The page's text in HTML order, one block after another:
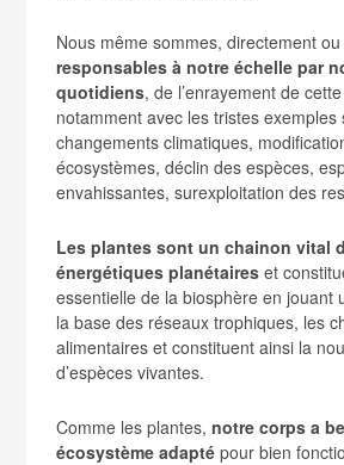
Nous même sommes, directement
responsables à notre échelle par
quotidiens, de l’enrayement de
notamment avec les tristes exemples
changements climatiques,
écosystèmes, déclin des espèces,
envahissantes, surexploitation des
Les plantes sont un chainon vital
énergétiques planétaires et
essentielle de la biosphère en jouant
la base des réseaux trophiques, les
alimentaires et constituent ainsi la
d’espèces vivantes.
Comme les plantes, notre corps a
écosystème adaptépour bien